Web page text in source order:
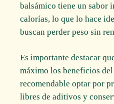
balsámico tiene un sabor
calorías, lo que lo hace
buscan perder peso sin
Es importante destacar
máximo los beneficios
recomendable optar por
libres de aditivos y